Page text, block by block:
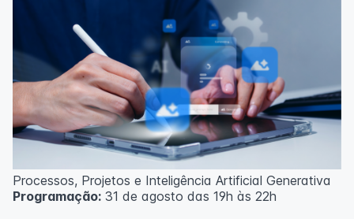
Processos, Projetos e Inteligência Artificial Generativa
Programação: 31 de agosto das 19h às 22h